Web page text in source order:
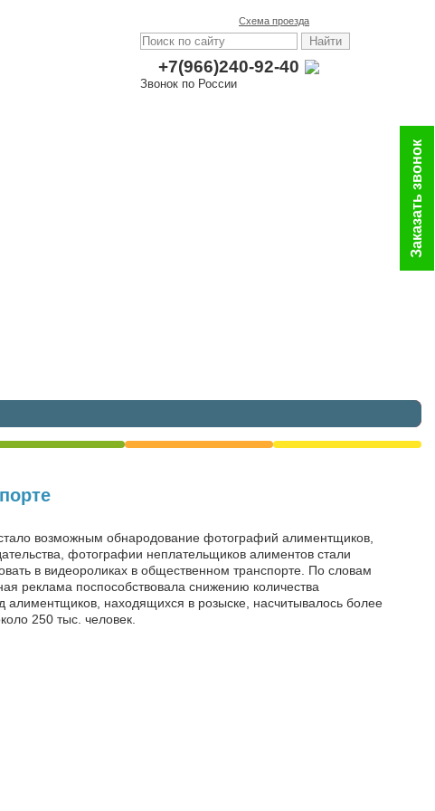
Заказать звонок
+7(966)240-92-40
Звонок по России
Схема проезда
возможным обнародование фотографий алиментщиков,
фотографии неплательщиков алиментов стали
в видеороликах в общественном транспорте. По словам
реклама поспособствовала снижению количества
находящихся в розыске, насчитывалось более
250 тыс. человек.